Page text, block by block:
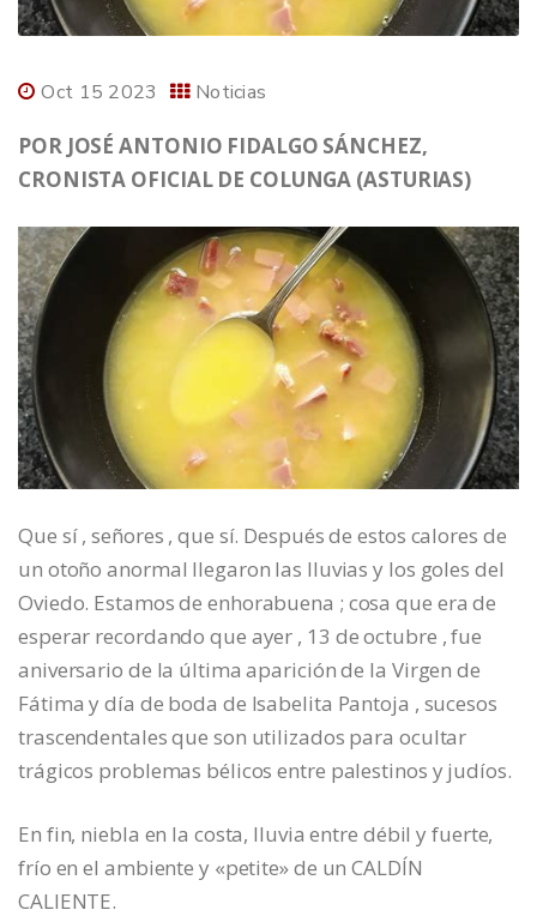
Oct 15 2023 Noticias
POR JOSÉ ANTONIO FIDALGO SÁNCHEZ,
CRONISTA OFICIAL DE COLUNGA (ASTURIAS)
Que sí , señores , que sí. Después de estos calores de
un otoño anormal llegaron las lluvias y los goles del
Oviedo. Estamos de enhorabuena ; cosa que era de
esperar recordando que ayer , 13 de octubre , fue
aniversario de la última aparición de la Virgen de
Fátima y día de boda de Isabelita Pantoja , sucesos
trascendentales que son utilizados para ocultar
trágicos problemas bélicos entre palestinos y judíos.
En fin, niebla en la costa, lluvia entre débil y fuerte,
frío en el ambiente y «petite» de un CALDÍN
CALIENTE.